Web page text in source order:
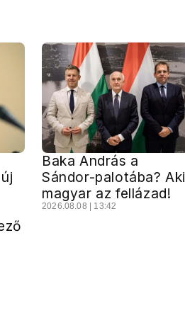
Baka András a
Sándor-palotába? Aki
magyar az fellázad!
2026.08.08 | 13:42